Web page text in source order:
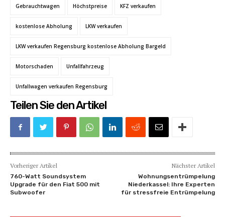
Gebrauchtwagen Höchstpreise KFZ verkaufen
kostenlose Abholung LKW verkaufen
LKW verkaufen Regensburg kostenlose Abholung Bargeld
Motorschaden Unfallfahrzeug
Unfallwagen verkaufen Regensburg
Teilen Sie den Artikel
Vorheriger Artikel
760-Watt Soundsystem
Upgrade für den Fiat 500 mit
Subwoofer
Nächster Artikel
Wohnungsentrümpelung
Niederkassel: Ihre Experten
für stressfreie Entrümpelung